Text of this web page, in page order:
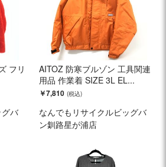
フリ
バ
AITOZ 防寒ブルゾン 工具関連
用品 作業着 SIZE 3L EL...
￥7,810
なんでもリサイクルビッグバ
ン釧路星が浦店